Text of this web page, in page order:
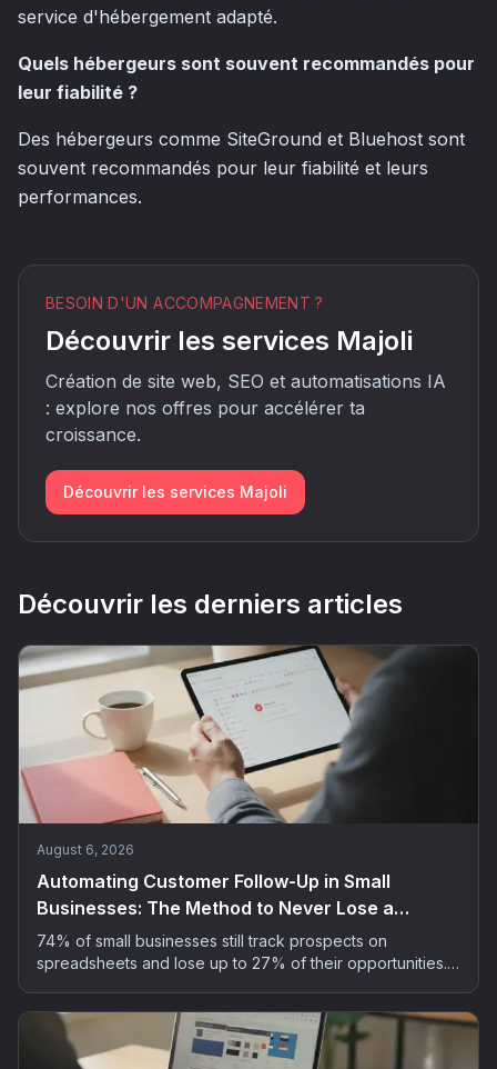
service d'hébergement adapté.
Quels hébergeurs sont souvent recommandés pour
leur fiabilité ?
Des hébergeurs comme SiteGround et Bluehost sont
souvent recommandés pour leur fiabilité et leurs
performances.
BESOIN D'UN ACCOMPAGNEMENT ?
Découvrir les services Majoli
Création de site web, SEO et automatisations IA
: explore nos offres pour accélérer ta
croissance.
Découvrir les services Majoli
Découvrir les derniers articles
August 6, 2026
Automating Customer Follow-Up in Small
Businesses: The Method to Never Lose a
Prospect
74% of small businesses still track prospects on
spreadsheets and lose up to 27% of their opportunities.
without spending your evenings on it.